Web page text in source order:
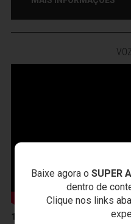
Baixe agora o SUPER
dentro de
Clique nos links
10 de Abril